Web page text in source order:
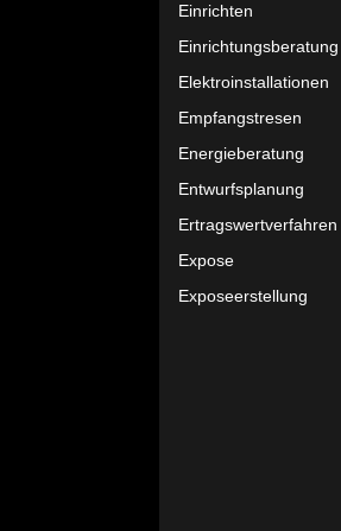
Einrichten
Einrichtungsberatung
Elektroinstallationen
Empfangstresen
Energieberatung
Entwurfsplanung
Ertragswertverfahren
Expose
Exposeerstellung